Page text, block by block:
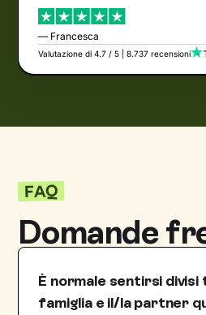
— Francesca
Valutazione di 4.7 / 5 | 8.737 recensioni
FAQ
Domande
È normale sentirsi divisi
famiglia e il/la partner